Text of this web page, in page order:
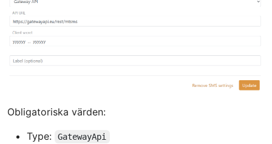
Obligatoriska värden:
Type:
GatewayApi